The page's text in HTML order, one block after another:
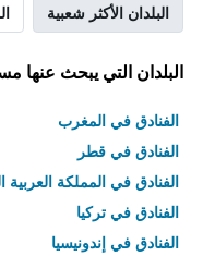
البلدان الأكثر شعبية
البلدان التي يبحث عنها
الفنادق في المغرب
الفنادق في قطر
الفنادق في المملكة العربية
الفنادق في تركيا
الفنادق في إندونيسيا